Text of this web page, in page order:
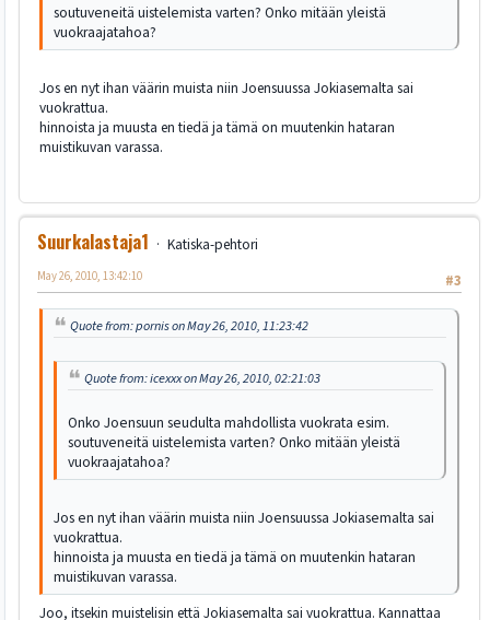
soutuveneitä uistelemista varten? Onko mitään yleistä
vuokraajatahoa?
Jos en nyt ihan väärin muista niin Joensuussa Jokiasemalta sai
vuokrattua.
hinnoista ja muusta en tiedä ja tämä on muutenkin hataran
muistikuvan varassa.
Suurkalastaja1
Katiska-pehtori
#3
May 26, 2010, 13:42:10
Quote from: pornis on May 26, 2010, 11:23:42
Quote from: icexxx on May 26, 2010, 02:21:03
Onko Joensuun seudulta mahdollista vuokrata esim.
soutuveneitä uistelemista varten? Onko mitään yleistä
vuokraajatahoa?
Jos en nyt ihan väärin muista niin Joensuussa Jokiasemalta sai
vuokrattua.
hinnoista ja muusta en tiedä ja tämä on muutenkin hataran
muistikuvan varassa.
Joo, itsekin muistelisin että Jokiasemalta sai vuokrattua. Kannattaa